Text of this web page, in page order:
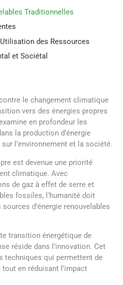
Traditionnelles
des Ressources
et Sociétal
le changement climatique
vers des énergies propres
en profondeur les
la production d’énergie
l’environnement et la société.
est devenue une priorité
climatique. Avec
de gaz à effet de serre et
fossiles, l’humanité doit
d’énergie renouvelables
transition énergétique de
réside dans l’innovation. Cet
techniques qui permettent de
tout en réduisant l’impact